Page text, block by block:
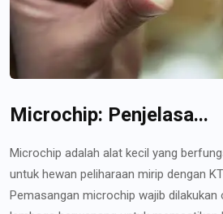
Microchip: Penjelasa...
Microchip adalah alat kecil yang
untuk hewan peliharaan mirip dengan
Pemasangan microchip wajib